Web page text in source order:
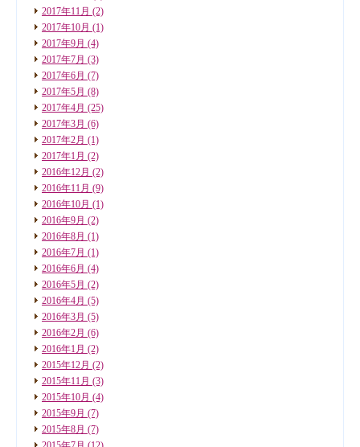
2017年11月 (2)
2017年10月 (1)
2017年9月 (4)
2017年7月 (3)
2017年6月 (7)
2017年5月 (8)
2017年4月 (25)
2017年3月 (6)
2017年2月 (1)
2017年1月 (2)
2016年12月 (2)
2016年11月 (9)
2016年10月 (1)
2016年9月 (2)
2016年8月 (1)
2016年7月 (1)
2016年6月 (4)
2016年5月 (2)
2016年4月 (5)
2016年3月 (5)
2016年2月 (6)
2016年1月 (2)
2015年12月 (2)
2015年11月 (3)
2015年10月 (4)
2015年9月 (7)
2015年8月 (7)